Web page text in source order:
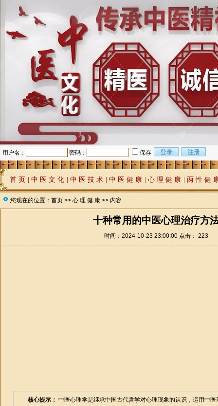
用户名： 密码： 保存
首 页 中 医 文 化 中 医 技 术 中 医 健 康 心 理 健 康 两 性 健
您现在的位置： 首页 >> 心 理 健 康 >> 内容
十种常用的中医心理治疗方
时间：2024-10-23 23:00:00 点击： 223
核心提示： 中医心理学是继承中国古代哲学对心理现象的认识，运用中